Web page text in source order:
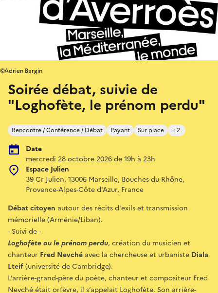
Soirée débat, suivie de
"Loghofète, le prénom perdu"
Rencontre / Conférence / Débat Payant Sur place +2
Date
mercredi 28 octobre 2026 de 19h à 23h
Espace Julien
39 Cr Julien, 13006 Marseille, Bouches-du-Rhône,
Provence-Alpes-Côte d'Azur, France
©Adrien Bargin
Débat citoyen autour des récits d'exils et transmission
mémorielle (Arménie/Liban).
- Suivi de -
Loghofète ou le prénom perdu, création du musicien et
chanteur Fred Nevché avec la chercheuse et urbaniste Diala
Lteif(université de Cambridge).
L’arrière-grand-père du poète, chanteur et compositeur Fred
Nevché était orfèvre, il s’appelait Loghofète. Son arrière-